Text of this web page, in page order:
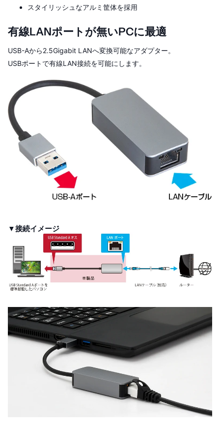
スタイリッシュなアルミ筐体を採用
有線LANポートが無いPCに最適
USB-Aから2.5Gigabit LANへ変換可能なアダプター。
USBポートで有線LAN接続を可能にします。
▼接続イメージ